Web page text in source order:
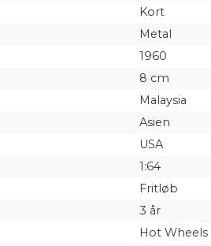
Kort
Metal
1960
8 cm
Malaysia
Asien
USA
1:64
Fritløb
3 år
Hot Wheels